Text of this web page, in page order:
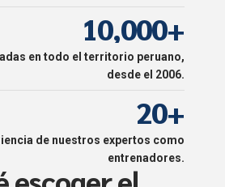
8
9
0
1
2
5
6
0,000+
en todo el territorio peruano,
desde el 2006.
0
1
2
3
4
7
8
9
0+
de nuestros expertos como
entrenadores.